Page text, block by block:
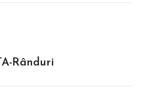
Rânduri